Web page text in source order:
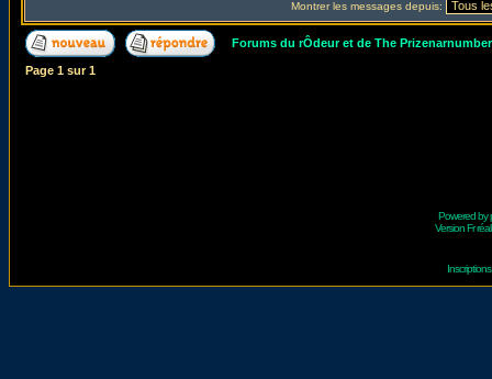
Montrer les messages depuis:
Forums du rÔdeur et de The
Page 1 sur1
Powered by
Version Fr